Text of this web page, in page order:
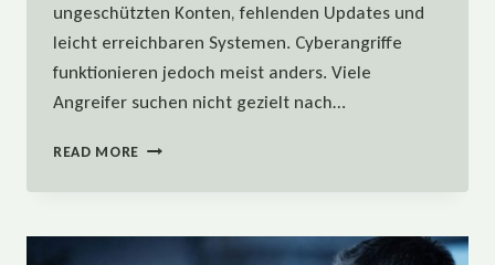
ungeschützten Konten, fehlenden Updates und
leicht erreichbaren Systemen. Cyberangriffe
funktionieren jedoch meist anders. Viele
Angreifer suchen nicht gezielt nach…
READ MORE ZU
WARUM